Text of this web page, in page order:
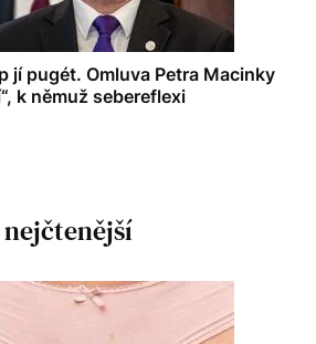
jí pugét. Omluva Petra Macinky
k němuž sebereflexi
nejčtenější